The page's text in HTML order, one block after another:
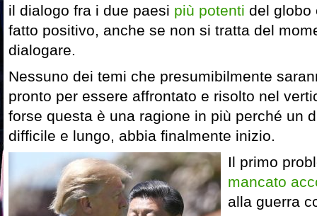
il dialogo fra i due paesi più potenti del globo
fatto positivo, anche se non si tratta del
dialogare.
Nessuno dei temi che presumibilmente
pronto per essere affrontato e risolto nel
forse questa è una ragione in più perché un
difficile e lungo, abbia finalmente inizio.
Il primo
mancato
alla guerra